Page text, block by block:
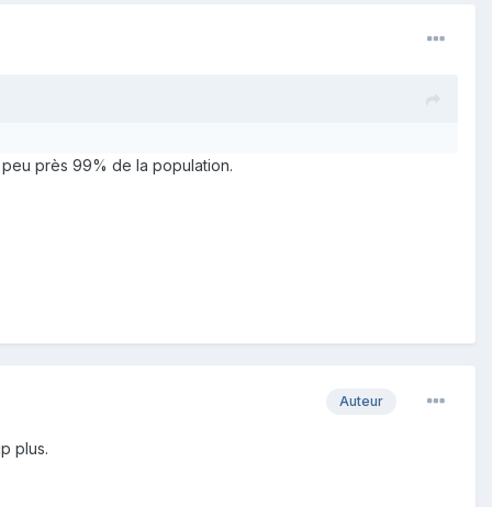
près 99% de la population.
Auteur
plus.